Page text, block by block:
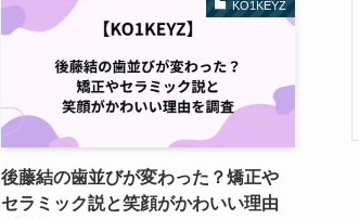
KO1KEYZ
後藤結の歯並びが変わった？矯正や
セラミック説と笑顔がかわいい理由